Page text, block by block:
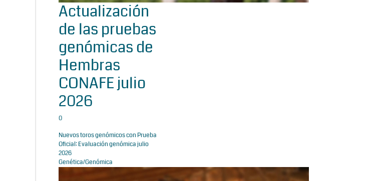
Actualización
de las pruebas
genómicas de
Hembras
CONAFE julio
2026
0
Nuevos toros genómicos con Prueba
Oficial: Evaluación genómica julio
2026
Genética/Genómica